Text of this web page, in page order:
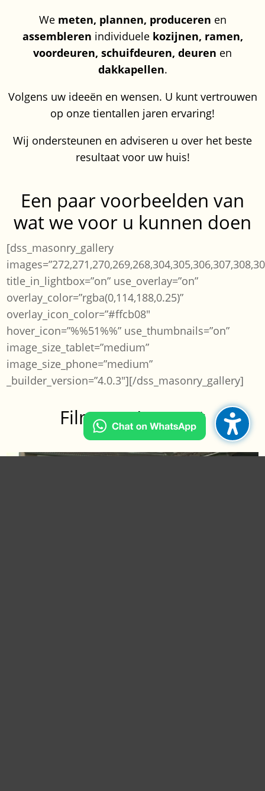
We meten, plannen, produceren en
assembleren individuele kozijnen, ramen,
voordeuren, schuifdeuren, deuren en
dakkapellen.
Volgens uw ideeën en wensen. U kunt vertrouwen
op onze tientallen jaren ervaring!
Wij ondersteunen en adviseren u over het beste
resultaat voor uw huis!
Een paar voorbeelden van
wat we voor u kunnen doen
[dss_masonry_gallery
title_in_lightbox=”on” use_overlay=”on”
overlay_color=”rgba(0,114,188,0.25)”
overlay_icon_color=”#ffcb08″
hover_icon=”%%51%%” use_thumbnails=”on”
image_size_tablet=”medium”
image_size_phone=”medium”
_builder_version=”4.0.3″][/dss_masonry_gallery]
Films op Internet